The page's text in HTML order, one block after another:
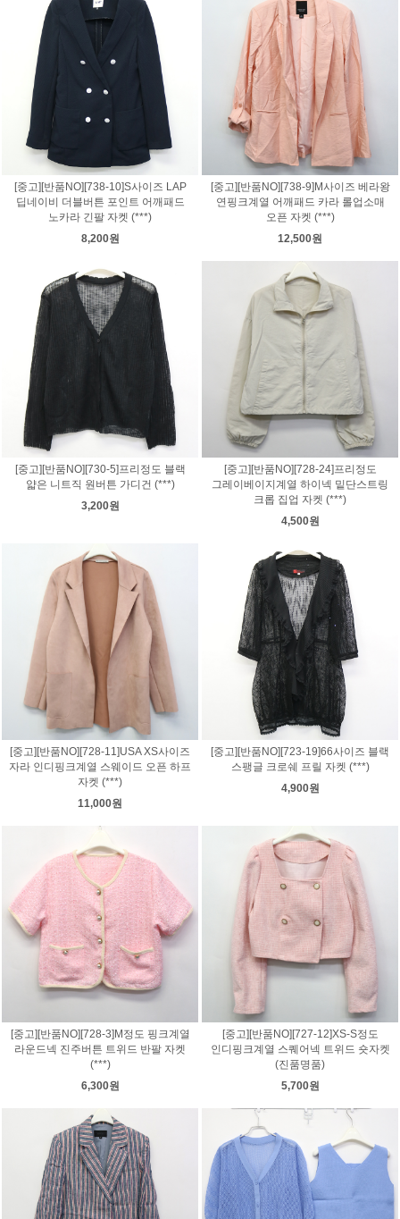
[중고][반품NO][738-10]S사이즈 LAP
딥네이비 더블버튼 포인트 어깨패드
노카라 긴팔 자켓 (***)
8,200원
[중고][반품NO][738-9]M사이즈 베라왕
연핑크계열 어깨패드 카라 롤업소매
오픈 자켓 (***)
12,500원
[중고][반품NO][730-5]프리정도 블랙
얇은 니트직 원버튼 가디건 (***)
3,200원
[중고][반품NO][728-24]프리정도
그레이베이지계열 하이넥 밑단스트링
크롭 집업 자켓 (***)
4,500원
[중고][반품NO][728-11]USA XS사이즈
자라 인디핑크계열 스웨이드 오픈 하프
자켓 (***)
11,000원
[중고][반품NO][723-19]66사이즈 블랙
스팽글 크로쉐 프릴 자켓 (***)
4,900원
[중고][반품NO][728-3]M정도 핑크계열
라운드넥 진주버튼 트위드 반팔 자켓
(***)
6,300원
[중고][반품NO][727-12]XS-S정도
인디핑크계열 스퀘어넥 트위드 숏자켓
(진품명품)
5,700원